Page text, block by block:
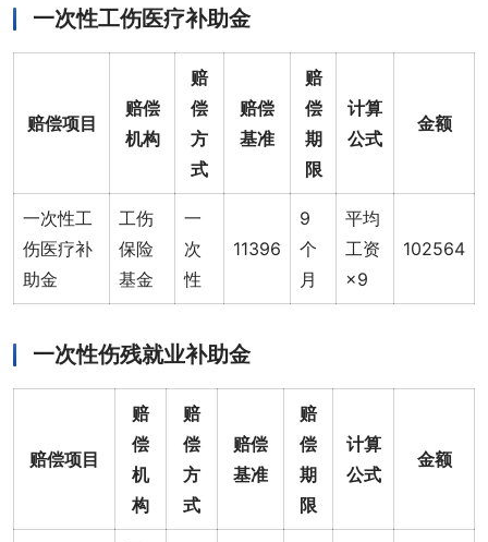
一次性工伤医疗补助金
赔偿项目
赔偿
机构
赔
偿
方
式
赔偿
基准
赔
偿
期
限
计算
公式
金额
一次性工
伤医疗补
助金
工伤
保险
基金
一
次
性
11396
9
个
月
平均
工资
×9
102564
一次性伤残就业补助金
赔偿项目
赔
偿
机
构
赔
偿
方
式
赔偿
基准
赔
偿
期
限
计算
公式
金额